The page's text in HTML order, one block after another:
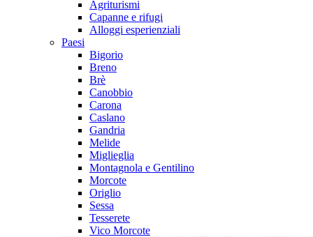
Agriturismi
Capanne e rifugi
Alloggi esperienziali
Paesi
Bigorio
Breno
Brè
Canobbio
Carona
Caslano
Gandria
Melide
Miglieglia
Montagnola e Gentilino
Morcote
Origlio
Sessa
Tesserete
Vico Morcote